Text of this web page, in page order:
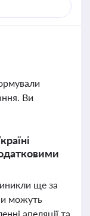
Ви
ще за
можуть
апеляції та